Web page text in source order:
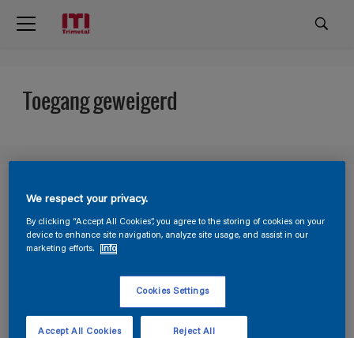
Toegang geweigerd
Meld je aan voor onze nieuwsbrief
Ontvang het laatste nieuws over onze producten,
We respect your privacy.
By clicking “Accept All Cookies”, you agree to the storing of cookies on your
device to enhance site navigation, analyze site usage, and assist in our
marketing efforts.
Info
Cookies Settings
Reject All
Accept All Cookies